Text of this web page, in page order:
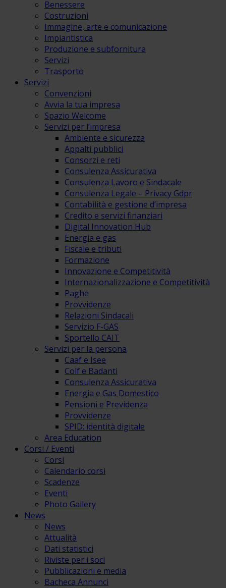
Benessere
Costruzioni
Immagine, arte e comunicazione
Impiantistica
Produzione e subfornitura
Servizi
Trasporto
Servizi
Convenzioni
Avvia la tua impresa
Spazio Welcome
Servizi per l’impresa
Ambiente e sicurezza
Appalti pubblici
Consorzi e reti
Consulenza Assicurativa
Consulenza Lavoro e Sindacale
Consulenza Legale – Privacy Gdpr
Contabilità e gestione d’impresa
Credito e servizi finanziari
Digital Innovation Hub
Energia e gas
Fiscale e tributi
Formazione
Innovazione e Competitività
Internazionalizzazione e Competitività
Paghe
Provvidenze
Relazioni Sindacali
Servizio F-GAS
Sportello CAIT
Servizi per la persona
Caaf e Isee
Colf e Badanti
Consulenza Assicurativa
Energia e Gas Domestico
Pensioni e Previdenza
Provvidenze
SPID: identità digitale
Area Education
Corsi / Eventi
Corsi
Calendario corsi
Scadenze
Eventi
Photo Gallery
News
News
Attualità
Dati statistici
Riviste per i soci
Pubblicazioni e media
Bacheca Annunci